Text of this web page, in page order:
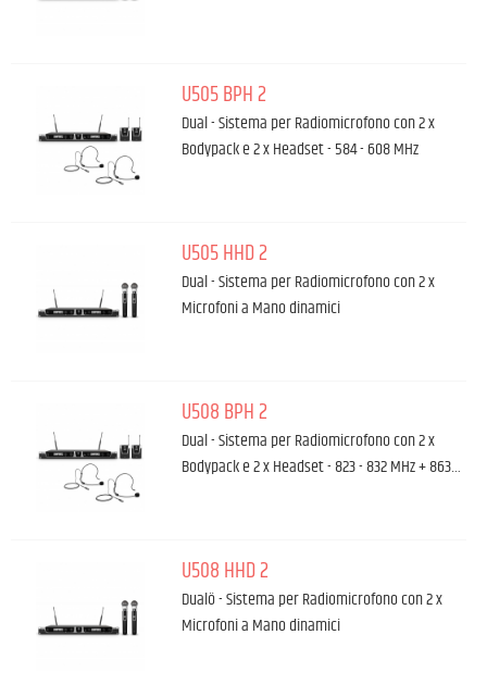
U505 BPH 2
Dual - Sistema per Radiomicrofono con 2 x
Bodypack e 2 x Headset - 584 - 608 MHz
U505 HHD 2
Dual - Sistema per Radiomicrofono con 2 x
Microfoni a Mano dinamici
U508 BPH 2
Dual - Sistema per Radiomicrofono con 2 x
Bodypack e 2 x Headset - 823 - 832 MHz + 863…
U508 HHD 2
Dualö - Sistema per Radiomicrofono con 2 x
Microfoni a Mano dinamici